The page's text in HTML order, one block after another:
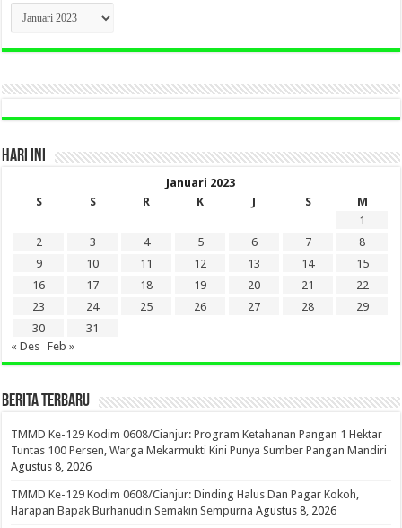
CLICK
BERITA
LAMA
DI
HARI INI
Januari 2023
S
S R K J S
M
1
2
3 4 5 6 7
8
9
10 11 12 13 14
15
16
17 18 19 20 21
22
23
24 25 26 27 28
29
30
31
« Des
Feb »
BERITA TERBARU
TMMD Ke-129 Kodim 0608/Cianjur: Program Ketahanan Pangan 1 Hektar
Tuntas 100 Persen, Warga Mekarmukti Kini Punya Sumber Pangan Mandiri
Agustus 8, 2026
TMMD Ke-129 Kodim 0608/Cianjur: Dinding Halus Dan Pagar Kokoh,
Harapan Bapak Burhanudin Semakin Sempurna Agustus 8, 2026